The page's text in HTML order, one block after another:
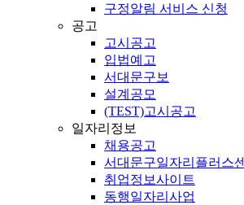
구정알림 서비스 신청
공고
고시공고
입법예고
서대문구보
설계공모
(TEST)고시공고
일자리정보
채용공고
서대문구일자리플러스
취업정보사이트
동행일자리사업